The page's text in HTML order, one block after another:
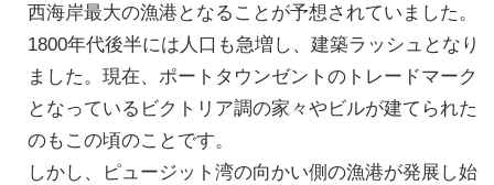
西海岸最大の漁港となることが予想されていました。
1800年代後半には人口も急増し、建築ラッシュとなり
ました。現在、ポートタウンゼントのトレードマーク
となっているビクトリア調の家々やビルが建てられた
のもこの頃のことです。
しかし、ピュージット湾の向かい側の漁港が発展し始